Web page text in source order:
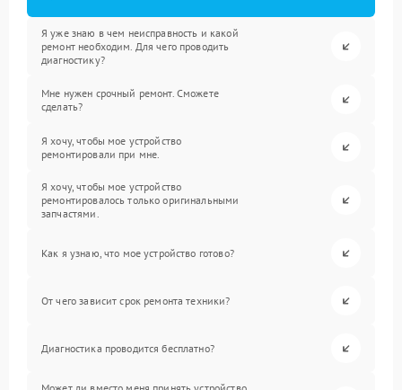
Я уже знаю в чем неисправность и какой
ремонт необходим. Для чего проводить
диагностику?
Мне нужен срочный ремонт. Сможете
сделать?
Я хочу, чтобы мое устройство
ремонтировали при мне.
Я хочу, чтобы мое устройство
ремонтировалось только оригинальными
запчастями.
Как я узнаю, что мое устройство готово?
От чего зависит срок ремонта техники?
Диагностика проводится бесплатно?